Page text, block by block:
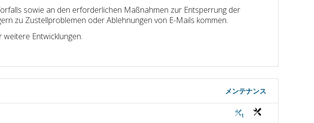
sowie an den erforderlichen Maßnahmen zur Entsperrung der
zu Zustellproblemen oder Ablehnungen von E-Mails kommen.
Entwicklungen.
メンテナンス
1